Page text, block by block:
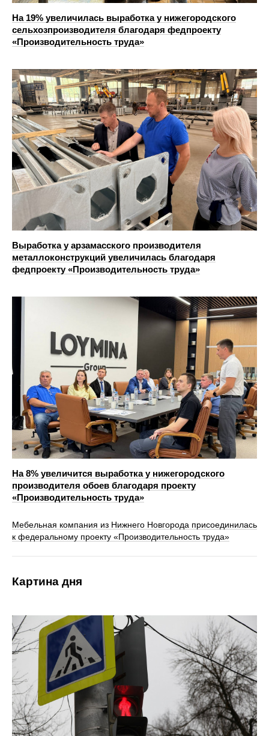
На 19% увеличилась выработка у нижегородского
сельхозпроизводителя благодаря федпроекту
«Производительность труда»
Выработка у арзамасского производителя
металлоконструкций увеличилась благодаря
федпроекту «Производительность труда»
На 8% увеличится выработка у нижегородского
производителя обоев благодаря проекту
«Производительность труда»
Мебельная компания из Нижнего Новгорода присоединилась
к федеральному проекту «Производительность труда»
Картина дня